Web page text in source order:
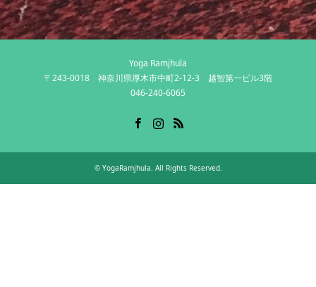
Yoga Ramjhula
〒243-0018 神奈川県厚木市中町2-12-3 越智第一ビル3階
046-240-6065
© YogaRamjhula . All Rights Reserved.